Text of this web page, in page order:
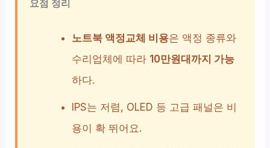
요점 정리
노트북 액정교체 비용은 액정 종류와
수리업체에 따라 10만원대까지 가능
하다.
IPS는 저렴, OLED 등 고급 패널은 비
용이 확 뛰어요.